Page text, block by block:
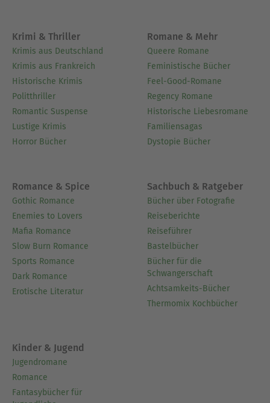
Krimi & Thriller
Krimis aus Deutschland
Krimis aus Frankreich
Historische Krimis
Politthriller
Romantic Suspense
Lustige Krimis
Horror Bücher
Romane & Mehr
Queere Romane
Feministische Bücher
Feel-Good-Romane
Regency Romane
Historische Liebesromane
Familiensagas
Dystopie Bücher
Romance & Spice
Gothic Romance
Enemies to Lovers
Mafia Romance
Slow Burn Romance
Sports Romance
Dark Romance
Erotische Literatur
Sachbuch & Ratgeber
Bücher über Fotografie
Reiseberichte
Reiseführer
Bastelbücher
Bücher für die
Schwangerschaft
Achtsamkeits-Bücher
Thermomix Kochbücher
Kinder & Jugend
Jugendromane
Romance
Fantasybücher für